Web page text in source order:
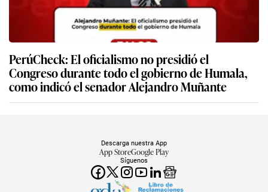
PerúCheck: El oficialismo no presidió el
Congreso durante todo el gobierno de Humala,
como indicó el senador Alejandro Muñante
Síguenos
Descarga nuestra App
App StoreGoogle Play